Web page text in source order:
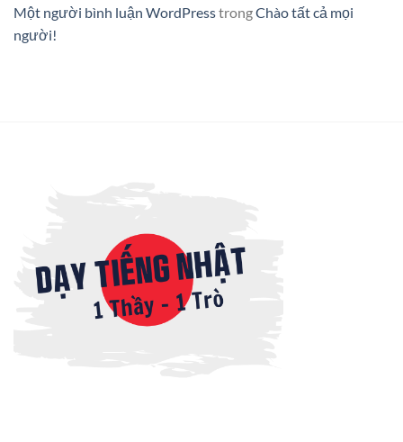
Một người bình luận WordPresstrongChào tất cả mọi
người!